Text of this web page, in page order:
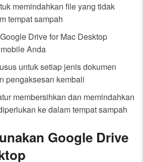
memindahkan file yang tidak
tempat sampah
Drive for Mac Desktop
Anda
untuk setiap jenis dokumen
pengaksesan kembali
membersihkan dan memindahkan
ke dalam tempat sampah
Google Drive